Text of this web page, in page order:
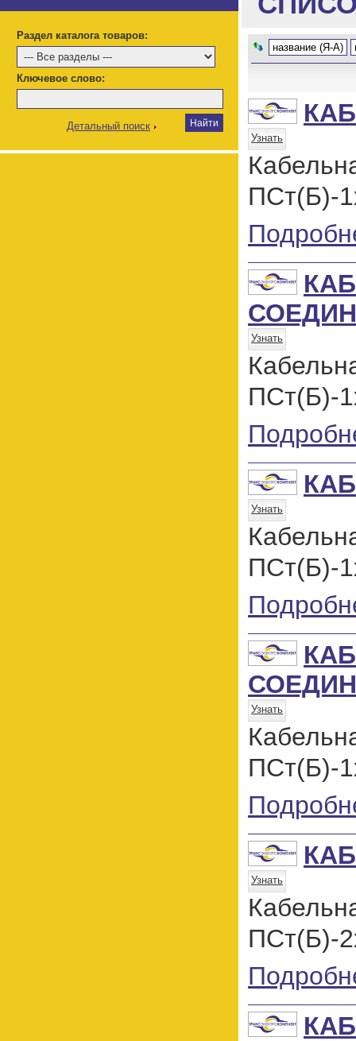
Раздел каталога товаров:
Ключевое слово:
Детальный поиск
название (Я-А)
Узнать
ПСт(Б)-
Узнать
ПСт(Б)-
Узнать
ПСт(Б)-
Узнать
ПСт(Б)-
Узнать
ПСт(Б)-